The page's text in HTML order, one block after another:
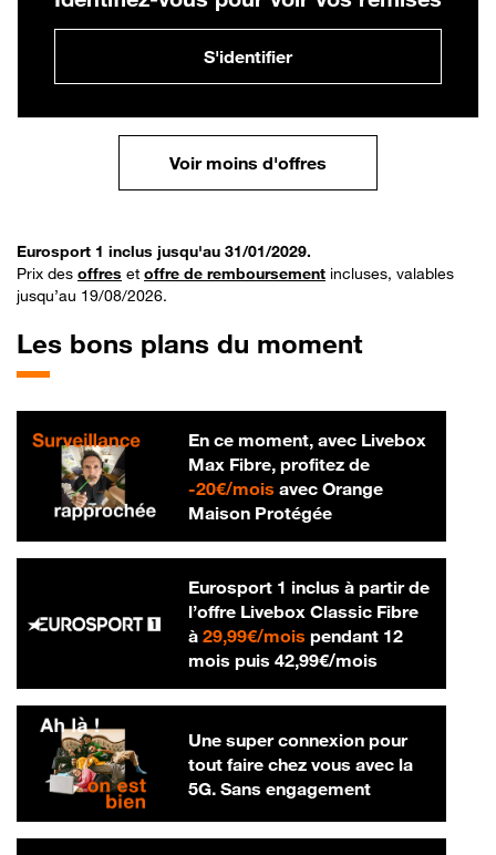
S'identifier
Voir moins d'offres
Eurosport 1 inclus jusqu'au 31/01/2029.
Prix des offres et offre de remboursement incluses, valables
jusqu’au 19/08/2026.
Les bons plans du moment
En ce moment, avec Livebox
Max Fibre, profitez de
-20€/mois20 € par mois
avec Orange
Maison Protégée
Eurosport 1 inclus à partir de
l’offre Livebox Classic Fibre
à 29,99€/mois29,99 € par mois
pendant 12
mois puis 42,99€/mois42,99 € par
Une super connexion pour
tout faire chez vous avec la
5G. Sans engagement